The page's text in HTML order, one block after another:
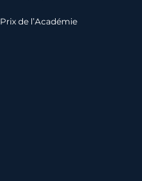
Prix de l’Académie